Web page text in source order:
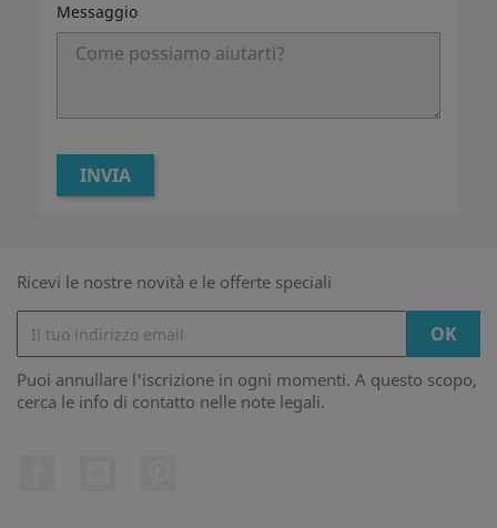
Messaggio
Ricevi le nostre novità e le offerte speciali
Puoi annullare l'iscrizione in ogni momenti. A questo scopo,
cerca le info di contatto nelle note legali.